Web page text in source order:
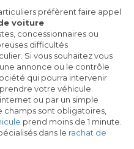
préfèrent faire appel
voiture
concessionnaires ou
difficultés
Si vous souhaitez vous
annonce ou le contrôle
qui pourra intervenir
votre véhicule.
ou par un simple
champs sont obligatoires,
prend moins de 1 minute.
dans le rachat de